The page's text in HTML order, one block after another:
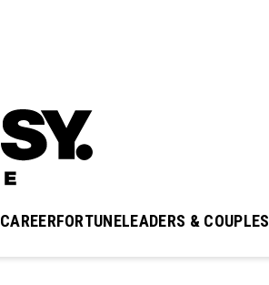
CAREERFORTUNELEADERS & COUPLES